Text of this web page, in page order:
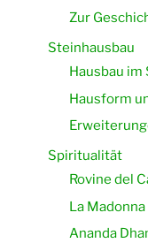
Zur
Steinhausbau
Hausbau
Hausform
Spiritualität
Rovine del
La
Ananda